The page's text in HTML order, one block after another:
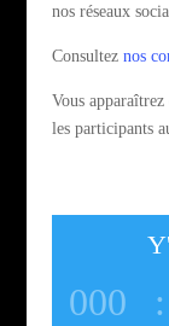
nos réseaux
Consultez nos
Vous
les participants
000 :